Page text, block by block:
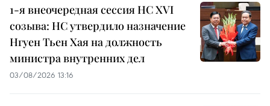
1-я внеочередная сессия НС XVI
созыва: НС утвердило назначение
Нгуен Тьен Хая на должность
министра внутренних дел
03/08/2026 13:16